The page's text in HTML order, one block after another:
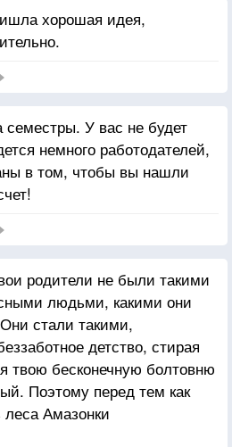
хорошая идея,
У вас не будет
немного работодателей,
в том, чтобы вы нашли
родители не были такими
людьми, какими они
стали такими,
детство, стирая
твою бесконечную болтовню
Поэтому перед тем как
леса Амазонки
поколением твоих